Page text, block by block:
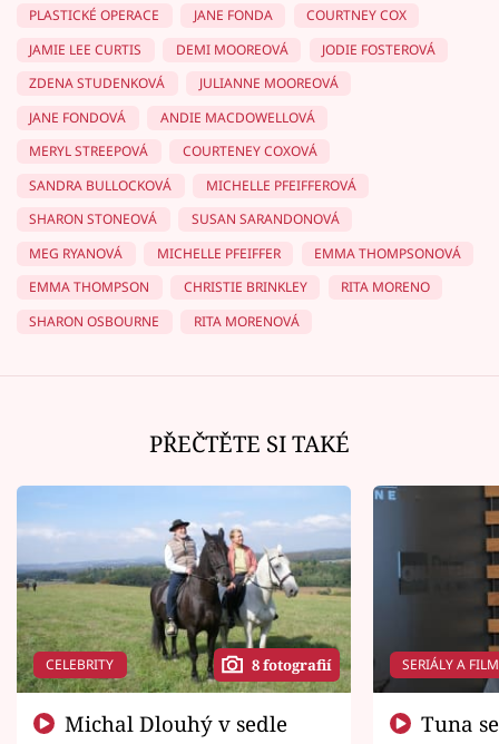
PLASTICKÉ OPERACE JANE FONDA
COURTNEY COX
JAMIE LEE CURTIS
DEMI MOOREOVÁ
JODIE FOSTEROVÁ
ZDENA STUDENKOVÁ
JULIANNE MOOREOVÁ
JANE FONDOVÁ
ANDIE MACDOWELLOVÁ
MERYL STREEPOVÁ
COURTENEY COXOVÁ
SANDRA BULLOCKOVÁ
MICHELLE PFEIFFEROVÁ
SHARON STONEOVÁ
SUSAN SARANDONOVÁ
MEG RYANOVÁ
MICHELLE PFEIFFER
EMMA THOMPSONOVÁ
EMMA THOMPSON
CHRISTIE BRINKLEY
RITA MORENO
SHARON OSBOURNE
RITA MORENOVÁ
PŘEČTĚTE SI TAKÉ
CELEBRITY 8 fotografií SERIÁLY A